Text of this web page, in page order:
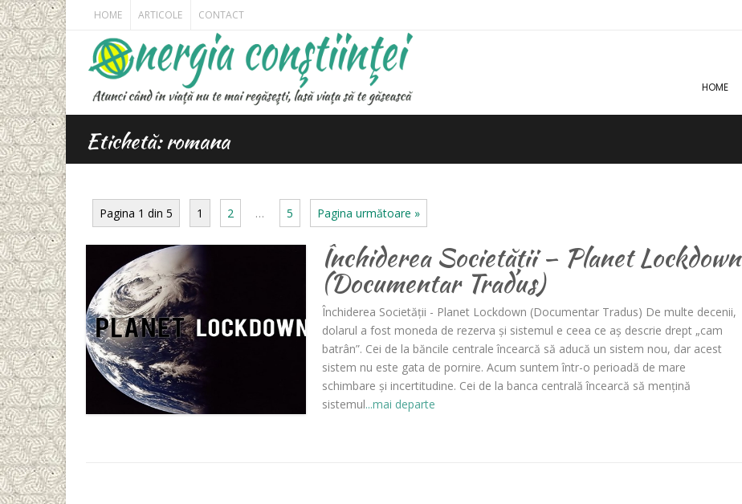
HOME ARTICOLE CONTACT
HOME
Etichetă: romana
Pagina 1 din 5 1 2 … 5 Pagina următoare »
Închiderea Societății – Planet Lockdown
(Documentar Tradus)
Închiderea Societății - Planet Lockdown (Documentar Tradus) De multe decenii,
dolarul a fost moneda de rezerva și sistemul e ceea ce aș descrie drept „cam
batrân”. Cei de la băncile centrale încearcă să aducă un sistem nou, dar acest
sistem nu este gata de pornire. Acum suntem într-o perioadă de mare
schimbare și incertitudine. Cei de la banca centrală încearcă să mențină
sistemul...mai departe